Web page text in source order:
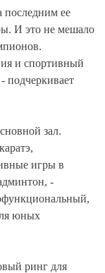
последним ее
И это не мешало
и спортивный
подчеркивает
зал.
игры в
-
юных
ринг для